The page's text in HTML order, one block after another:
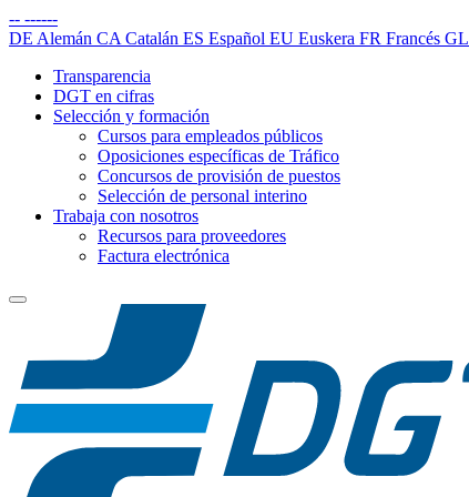
-- ------
DE Alemán CA Catalán ES Español EU Euskera FR Francés GL
Transparencia
DGT en cifras
Selección y formación
Cursos para empleados públicos
Oposiciones específicas de Tráfico
Concursos de provisión de puestos
Selección de personal interino
Trabaja con nosotros
Recursos para proveedores
Factura electrónica